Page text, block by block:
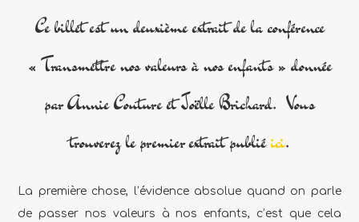
Ce billet est un deuxième extrait de la conférence
« Transmettre nos valeurs à nos enfants » donnée
par Annie Couture et Joëlle Brichard. Vous
trouverez le premier extrait publiéici.
La première chose, l’évidence absolue quand on parle
de passer nos valeurs à nos enfants, c’est que cela